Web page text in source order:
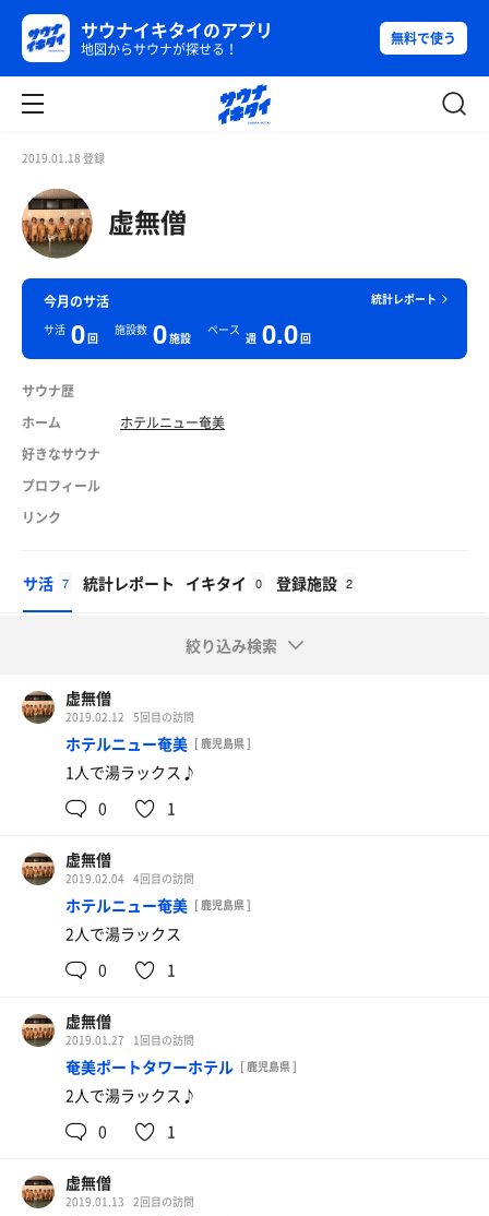
サウナイキタイのアプリ
地図からサウナが探せる！
無料で使う
2019.01.18 登録
虚無僧
統計レポート
今月のサ活
サ活 0回
施設数 0施設
ペース
週 0.0回
サウナ歴
ホーム
ホテルニュー奄美
好きなサウナ
プロフィール
リンク
サ活 7 統計レポート イキタイ 0 登録施設 2
絞り込み検索
虚無僧
2019.02.12 5回目の訪問
ホテルニュー奄美 [ 鹿児島県 ]
1人で湯ラックス♪
0
1
虚無僧
2019.02.04 4回目の訪問
ホテルニュー奄美 [ 鹿児島県 ]
2人で湯ラックス
0
1
虚無僧
2019.01.27 1回目の訪問
奄美ポートタワーホテル [ 鹿児島県 ]
2人で湯ラックス♪
0
1
虚無僧
2019.01.13 2回目の訪問